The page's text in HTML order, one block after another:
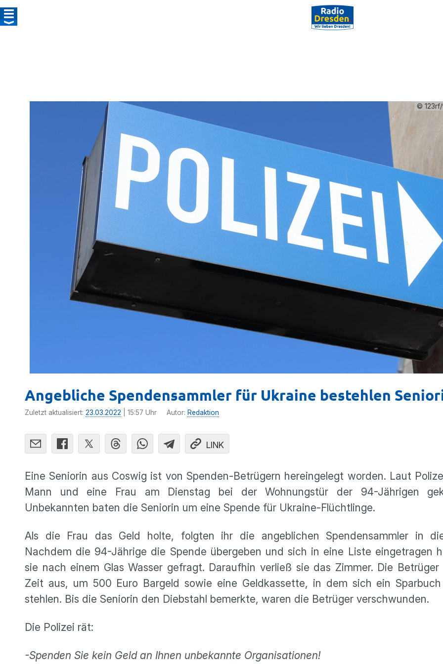
©
Angebliche Spendensammler für Ukraine bestehlen
Zuletzt aktualisiert: 23.03.2022 | 15:57 Uhr Autor: Redaktion
LINK
Eine Seniorin aus Coswig ist von Spenden-Betrügern hereingelegt worden. Laut
Mann und eine Frau am Dienstag bei der Wohnungstür der 94-Jährigen
Unbekannten baten die Seniorin um eine Spende für Ukraine-Flüchtlinge.
Als die Frau das Geld holte, folgten ihr die angeblichen Spendensammler in
Nachdem die 94-Jährige die Spende übergeben und sich in eine Liste eingetragen
sie nach einem Glas Wasser gefragt. Daraufhin verließ sie das Zimmer. Die
Zeit aus, um 500 Euro Bargeld sowie eine Geldkassette, in dem sich ein
stehlen. Bis die Seniorin den Diebstahl bemerkte, waren die Betrüger verschwunden.
Die Polizei rät:
-Spenden Sie kein Geld an Ihnen unbekannte Organisationen!